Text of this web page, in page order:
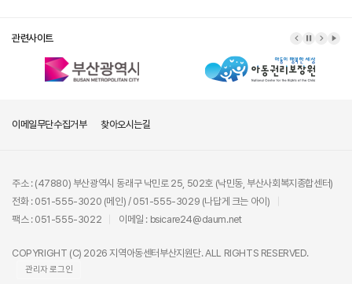
관련사이트
이메일무단수집거부 찾아오시는길
주소 : (47880) 부산광역시 동래구 낙민로 25, 502호 (낙민동, 부산사회복지종합센터)
전화 : 051-555-3020 (메인) / 051-555-3029 (나답게 크는 아이)
팩스 : 051-555-3022
이메일 : bsicare24@daum.net
COPYRIGHT (C) 2026 지역아동센터부산지원단. ALL RIGHTS RESERVED.
관리자 로그인